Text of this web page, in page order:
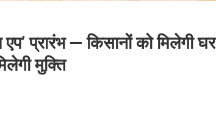
प्रारंभ — किसानों को मिलेगी घर
मुक्ति